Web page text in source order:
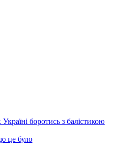
боротись з балістикою
це було